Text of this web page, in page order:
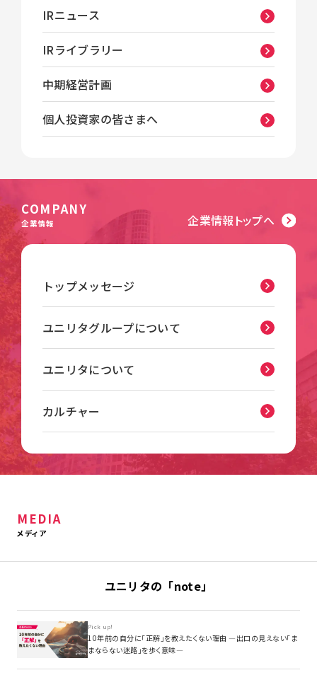
IRニュース
IRライブラリー
中期経営計画
個人投資家の皆さまへ
COMPANY
企業情報 企業情報トップへ
トップメッセージ
ユニリタグループについて
ユニリタについて
カルチャー
MEDIA
メディア
ユニリタの「note」
Pick up!
10年前の自分に「正解」を教えたくない理由 ―出口の見えない「ま
まならない迷路」を歩く意味―